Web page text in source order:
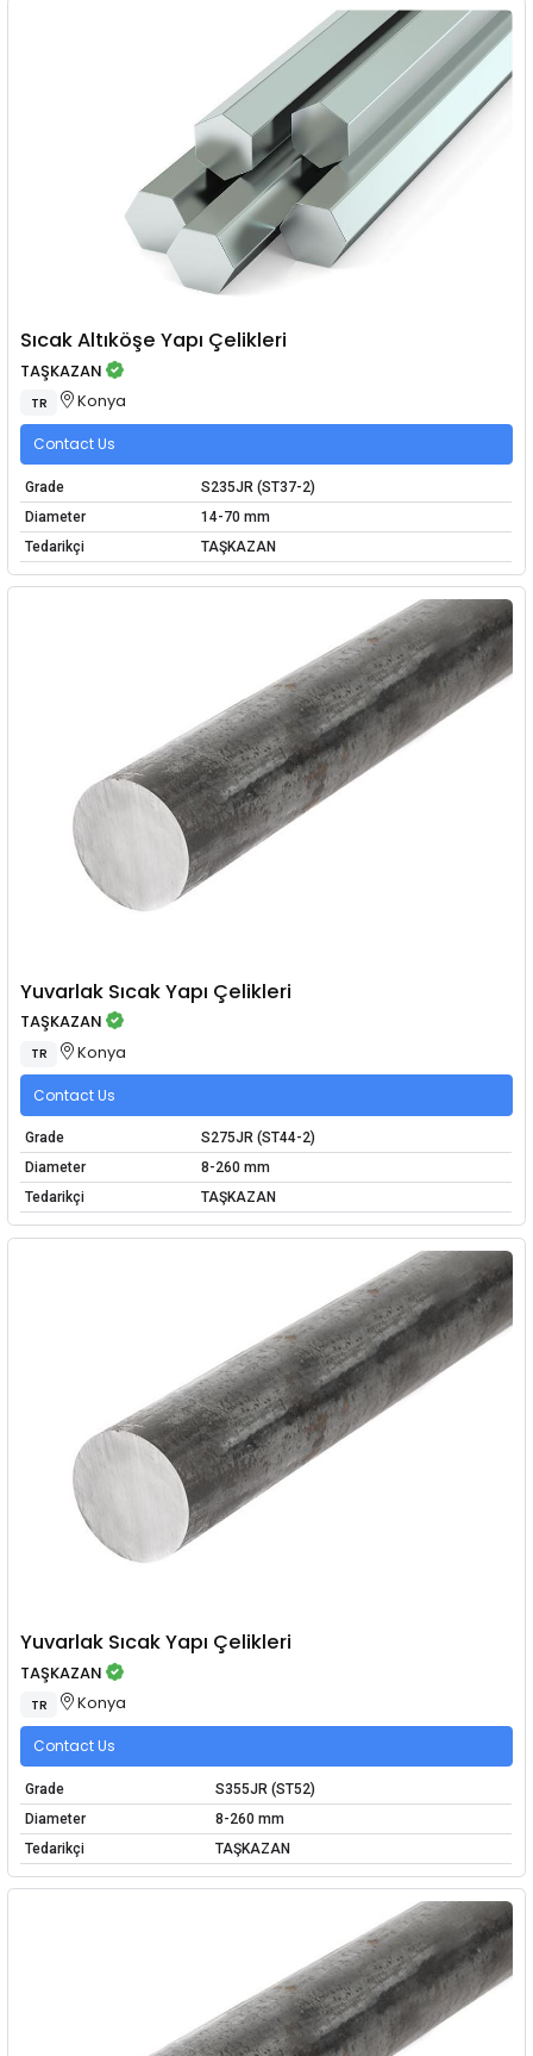
Sıcak Altıköşe Yapı Çelikleri
TAŞKAZAN
TR Konya
Contact Us
Grade
S235JR (ST37-2)
Diameter
14-70 mm
Tedarikçi
TAŞKAZAN
Yuvarlak Sıcak Yapı Çelikleri
TAŞKAZAN
TR Konya
Contact Us
Grade
S275JR (ST44-2)
Diameter
8-260 mm
Tedarikçi
TAŞKAZAN
Yuvarlak Sıcak Yapı Çelikleri
TAŞKAZAN
TR Konya
Contact Us
Grade
S355JR (ST52)
Diameter
8-260 mm
Tedarikçi
TAŞKAZAN